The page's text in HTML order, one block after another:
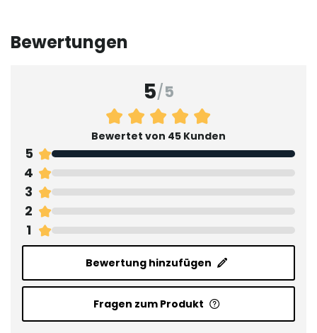
Bewertungen
5/5
Bewertet von 45 Kunden
5
4
3
2
1
Bewertung hinzufügen
Fragen zum Produkt